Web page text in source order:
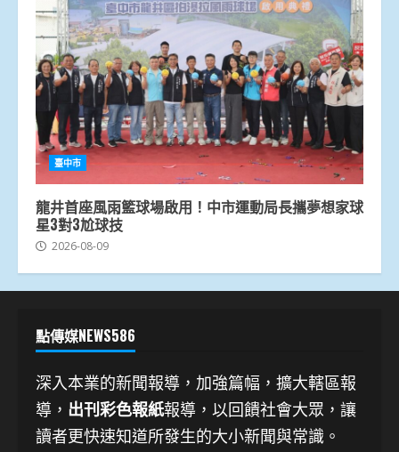
臺中市
龍井首座風雨籃球場啟用！中市運動局長攜夢想家球
星3對3尬球技
2026-08-09
點傳媒NEWS586
深入本業的新聞報導，加強篇幅，擴大轄區報
導， 出刊彩色報紙報導，以回饋社會大眾，讓
讀者更快速知道所發生的大小新聞與常識。